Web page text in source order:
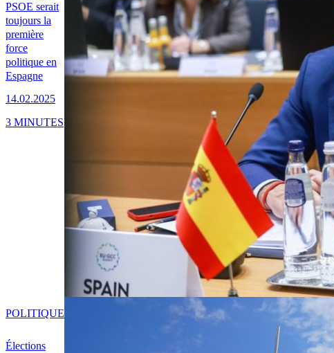
PSOE serait
toujours la
première
force
politique en
Espagne
14.02.2025
3 MINUTES
Élections
POLITIQUE